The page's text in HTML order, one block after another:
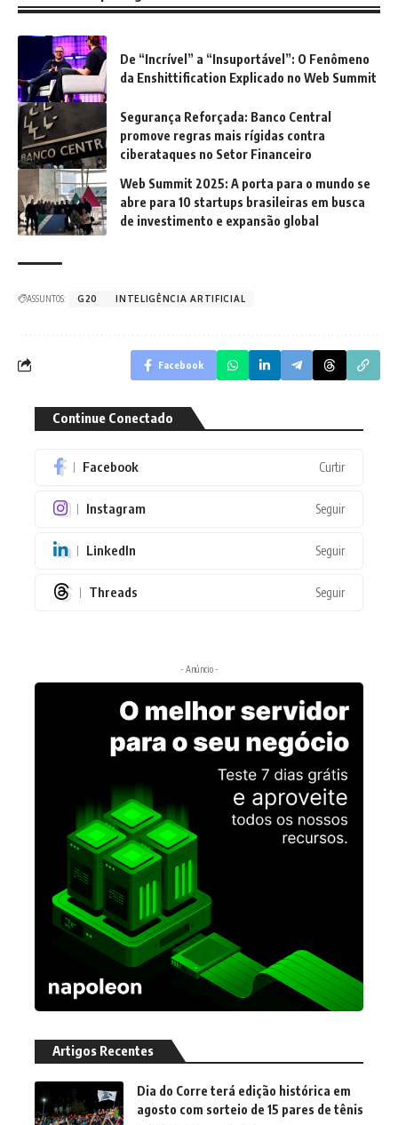
De “Incrível” a “Insuportável”: O Fenômeno
da Enshittification Explicado no Web Summit
Segurança Reforçada: Banco Central
promove regras mais rígidas contra
ciberataques no Setor Financeiro
Web Summit 2025: A porta para o mundo se
abre para 10 startups brasileiras em busca
de investimento e expansão global
ASSUNTOS: G20 INTELIGÊNCIA ARTIFICIAL
Facebook
Continue Conectado
Facebook Curtir
Instagram Seguir
LinkedIn Seguir
Threads Seguir
- Anúncio -
Artigos Recentes
Dia do Corre terá edição histórica em
agosto com sorteio de 15 pares de tênis